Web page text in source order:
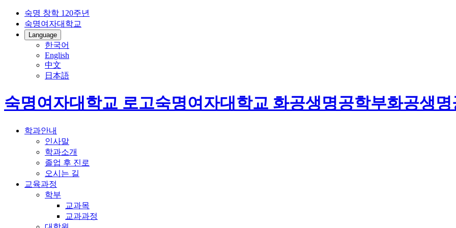
숙명 창학 120주년
숙명여자대학교
Language
한국어
English
中文
日本語
숙명여자대학교 로고숙명여자대학교 화공생명공학부화공생
학과안내
인사말
학과소개
졸업 후 진로
오시는 길
교육과정
학부
교과목
교과과정